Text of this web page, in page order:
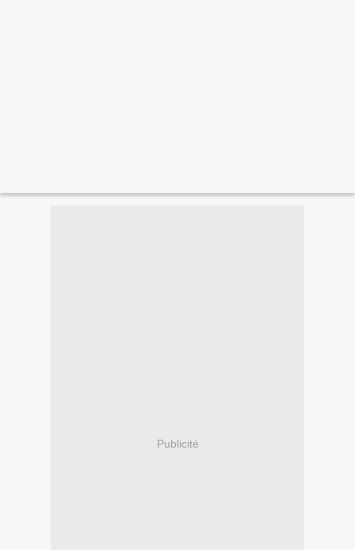
Publicité